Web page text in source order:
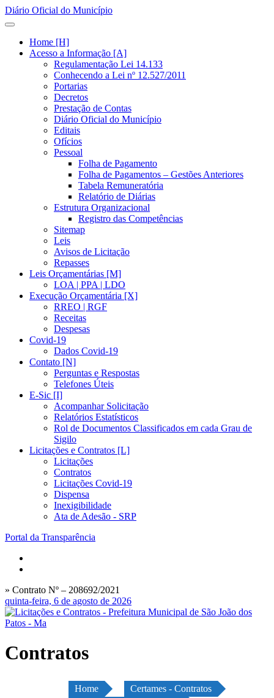
Diário Oficial do Município
Home [H]
Acesso a Informação [A]
Regulamentação Lei 14.133
Conhecendo a Lei nº 12.527/2011
Portarias
Decretos
Prestação de Contas
Diário Oficial do Município
Editais
Ofícios
Pessoal
Folha de Pagamento
Folha de Pagamentos – Gestões Anteriores
Tabela Remuneratória
Relatório de Diárias
Estrutura Organizacional
Registro das Competências
Sitemap
Leis
Avisos de Licitação
Repasses
Leis Orçamentárias [M]
LOA | PPA | LDO
Execução Orçamentária [X]
RREO | RGF
Receitas
Despesas
Covid-19
Dados Covid-19
Contato [N]
Perguntas e Respostas
Telefones Úteis
E-Sic [I]
Acompanhar Solicitação
Relatórios Estatísticos
Rol de Documentos Classificados em cada Grau de
Sigilo
Licitações e Contratos [L]
Licitações
Contratos
Licitações Covid-19
Dispensa
Inexigibilidade
Ata de Adesão - SRP
Portal da Transparência
» Contrato Nº – 208692/2021
quinta-feira, 6 de agosto de 2026
Contratos
Home
Certames - Contratos